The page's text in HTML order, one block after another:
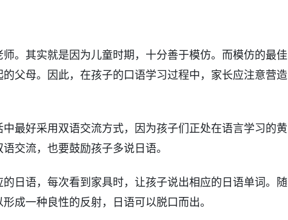
。其实就是因为儿童时期，十分善于模仿。而模仿的最佳
父母。因此，在孩子的口语学习过程中，家长应注意营造
最好采用双语交流方式，因为孩子们正处在语言学习的黄
交流，也要鼓励孩子多说日语。
日语，每次看到家具时，让孩子说出相应的日语单词。随
成一种良性的反射，日语可以脱口而出。